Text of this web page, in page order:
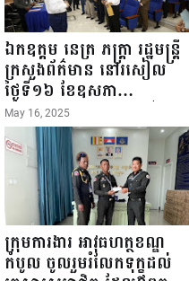
ឯកឧត្តម នេត្រ ភក្ត្រា រដ្ឋមន្ត្រី
ក្រសួងព័ត៌មាន នៅរសៀល
ថ្ងៃទី១៦ ខែឧសភា
ឆ្នាំ២០២៥នេះ បានអញ្ជើញចុះ
ធ្វើជំរឿនថ្នាក់ដឹកនាំមន្ត្រីរាជ
ការស៉ីវិល នៃក្រសួងព័ត៌មាន...
May 16, 2025
ក្រុមការងារ អាវុធហត្ថខណ្ឌ
កំបូល ចូលរួមរំលែកទុក្ខដល់